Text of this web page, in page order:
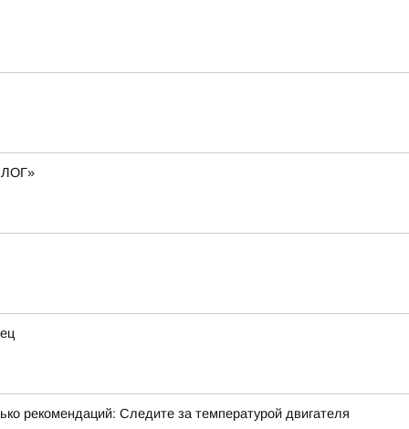
рекомендаций: Следите за температурой двигателя